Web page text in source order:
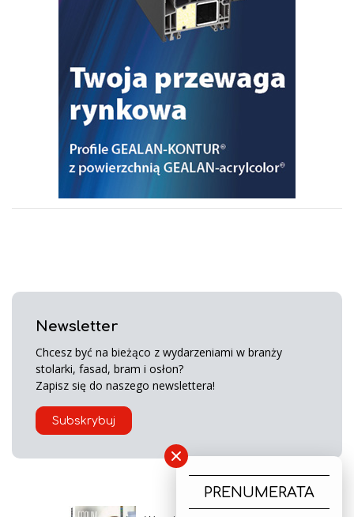
Newsletter
Chcesz być na bieżąco z wydarzeniami w branży
stolarki, fasad, bram i osłon?
Zapisz się do naszego newslettera!
Subskrybuj
×
PRENUMERATA